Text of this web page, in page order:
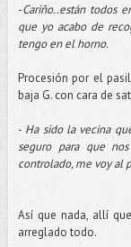
-Cariño..están todos
que yo acabo de
tengo en el horno.
Procesión por el
baja G. con cara de
-Ha sido la vecina
seguro para que
controlado, me voy al
Así que nada, allí
arreglado todo.